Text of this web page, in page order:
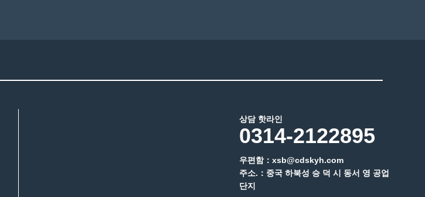
상담 핫라인
0314-2122895
우편함：xsb@cdskyh.com
주소.：중국 하북성 승 덕 시 동서 영 공업
단지